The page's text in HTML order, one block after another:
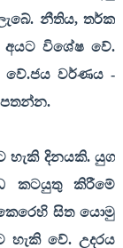
නීතිය,තර්ක
අයට විශේෂ වේ.
වේ.ජය වර්ණය -
පතන්න.
හැකි දිනයකි. යුග
කටයුතු කිරීමේ
සිත යොමු
හැකි වේ. උදරය